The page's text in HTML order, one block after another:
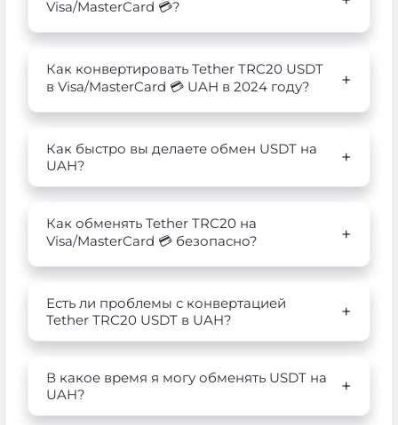
Visa/MasterCard 💳?
Как конвертировать Tether TRC20 USDT
в Visa/MasterCard 💳 UAH в 2024 году?
Как быстро вы делаете обмен USDT на
UAH?
Как обменять Tether TRC20 на
Visa/MasterCard 💳 безопасно?
Есть ли проблемы с конвертацией
Tether TRC20 USDT в UAH?
В какое время я могу обменять USDT на
UAH?